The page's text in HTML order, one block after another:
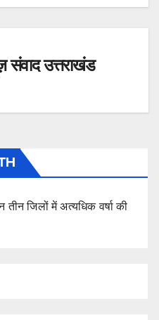
संवाद उत्तराखंड
तीन जिलों में अत्यधिक वर्षा की